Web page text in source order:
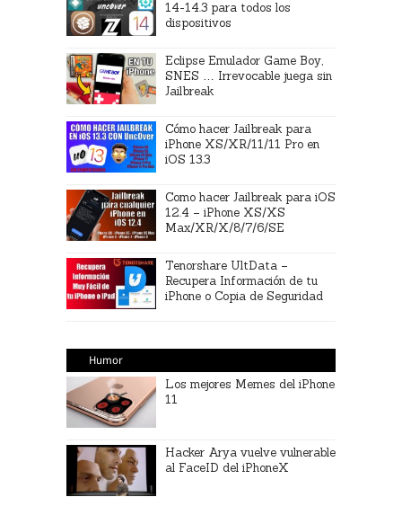
14-14.3 para todos los
dispositivos
Eclipse Emulador Game Boy,
SNES … Irrevocable juega sin
Jailbreak
Cómo hacer Jailbreak para
iPhone XS/XR/11/11 Pro en
iOS 13.3
Como hacer Jailbreak para iOS
12.4 – iPhone XS/XS
Max/XR/X/8/7/6/SE
Tenorshare UltData –
Recupera Información de tu
iPhone o Copia de Seguridad
Humor
Los mejores Memes del iPhone
11
Hacker Arya vuelve vulnerable
al FaceID del iPhoneX